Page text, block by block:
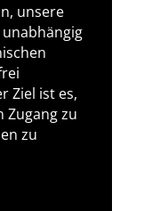
unsere
Ziel ist es,
Zugang zu
zu